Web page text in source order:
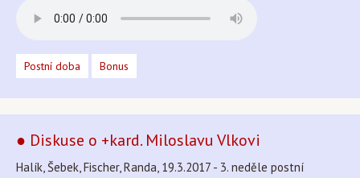
Postní doba Bonus
● Diskuse o +kard. Miloslavu Vlkovi
Halík, Šebek, Fischer, Randa, 19.3.2017 - 3. neděle postní